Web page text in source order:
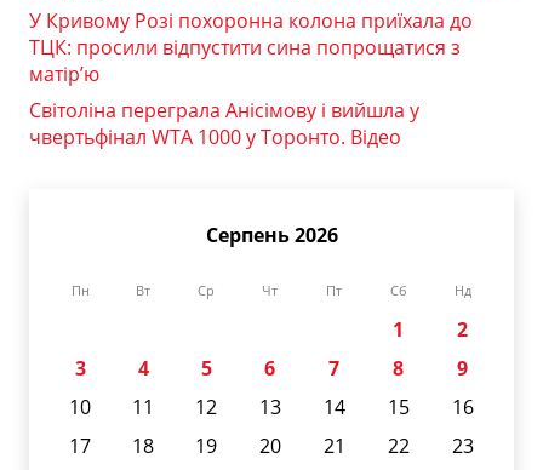
У Кривому Розі похоронна колона приїхала до
ТЦК: просили відпустити сина попрощатися з
матір’ю
Світоліна переграла Анісімову і вийшла у
чвертьфінал WTA 1000 у Торонто. Відео
Серпень 2026
Пн Вт Ср Чт Пт Сб Нд
1
2
3
4 5 6 7 8
9
10
11 12 13 14 15
16
17
18 19 20 21 22
23